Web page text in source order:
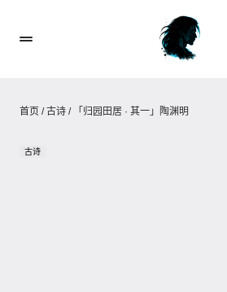
首页 /古诗 / 「归园田居 · 其一」陶渊明
古诗